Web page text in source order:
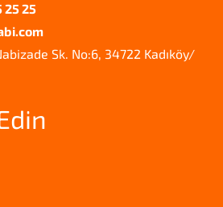
25 25
Sk. No:6, 34722 Kadıköy/